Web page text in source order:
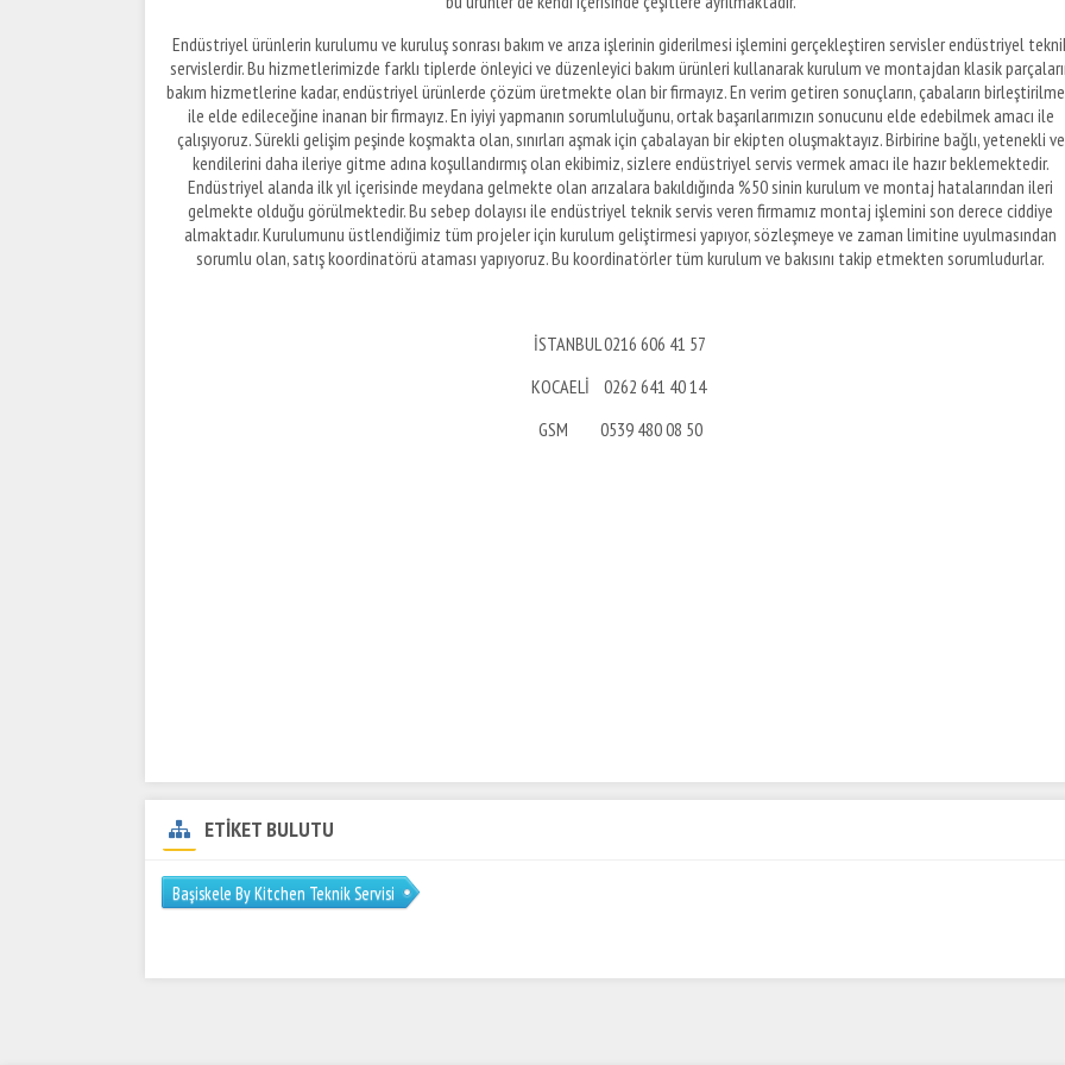
Endüstriyel ürünlerin kurulumu ve kuruluş sonrası bakım ve arıza işlerinin giderilmesi işlemini gerçekleştiren servisler endüstriyel
servislerdir. Bu hizmetlerimizde farklı tiplerde önleyici ve düzenleyici bakım ürünleri kullanarak kurulum ve montajdan klasik
bakım hizmetlerine kadar, endüstriyel ürünlerde çözüm üretmekte olan bir firmayız. En verim getiren sonuçların, çabaların
ile elde edileceğine inanan bir firmayız. En iyiyi yapmanın sorumluluğunu, ortak başarılarımızın sonucunu elde edebilmek amacı ile
çalışıyoruz. Sürekli gelişim peşinde koşmakta olan, sınırları aşmak için çabalayan bir ekipten oluşmaktayız. Birbirine bağlı, yetenekli ve
kendilerini daha ileriye gitme adına koşullandırmış olan ekibimiz, sizlere endüstriyel servis vermek amacı ile hazır beklemektedir.
Endüstriyel alanda ilk yıl içerisinde meydana gelmekte olan arızalara bakıldığında %50 sinin kurulum ve montaj hatalarından ileri
gelmekte olduğu görülmektedir. Bu sebep dolayısı ile endüstriyel teknik servis veren firmamız montaj işlemini son derece ciddiye
almaktadır. Kurulumunu üstlendiğimiz tüm projeler için kurulum geliştirmesi yapıyor, sözleşmeye ve zaman limitine uyulmasından
sorumlu olan, satış koordinatörü ataması yapıyoruz. Bu koordinatörler tüm kurulum ve bakısını takip etmekten sorumludurlar.
İSTANBUL 0216 606 41 57
KOCAELİ 0262 641 40 14
GSM 0539 480 08 50
ETİKET BULUTU
Başiskele By Kitchen Teknik Servisi